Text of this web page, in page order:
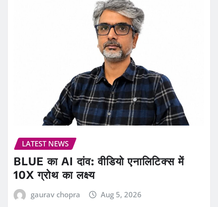
LATEST NEWS
BLUE का AI दांव: वीडियो एनालिटिक्स में
10X ग्रोथ का लक्ष्य
gaurav chopra Aug 5, 2026